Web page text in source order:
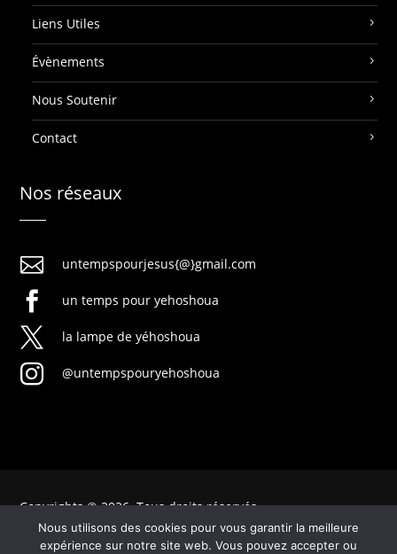
Liens Utiles
Évènements
Nous Soutenir
Contact
Nos réseaux
 untempspourjesus{@}gmail.com
 un temps pour yehoshoua
 la lampe de yéhoshoua
 @untempspouryehoshoua
Copyrights © 2026. Tous droits réservés
Nous utilisons des cookies pour vous garantir la meilleure
expérience sur notre site web. Vous pouvez accepter ou